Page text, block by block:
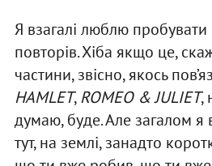
Я взагалі люблю
повторів. Хіба якщо це,
частини, звісно, якось
HAMLET,ROMEO & JULIET,
думаю, буде. Але загалом
тут, на землі, занадто